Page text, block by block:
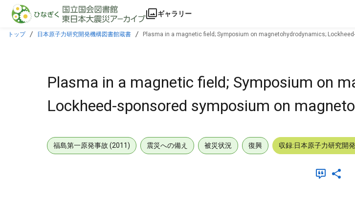
本文に飛ぶ
ギャラリー
トップ 日本原子力研究開発機構図書館蔵書 Plasma in a magnetic field; Symposium on magnetohydrodynamics;
Plasma in a magnetic field; Symposium on
Lockheed-sponsored symposium on
福島第一原発事故 (2011) 震災への備え 被災状況 復興 収録:日本原子力研究開